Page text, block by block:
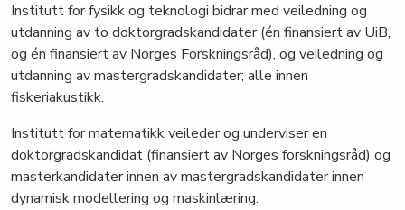
Institutt for fysikk og teknologi bidrar med veiledning og
utdanning av to doktorgradskandidater (én finansiert av UiB,
og én finansiert av Norges Forskningsråd), og veiledning og
utdanning av mastergradskandidater; alle innen
fiskeriakustikk.
Institutt for matematikk veileder og underviser en
doktorgradskandidat (finansiert av Norges forskningsråd) og
masterkandidater innen av mastergradskandidater innen
dynamisk modellering og maskinlæring.